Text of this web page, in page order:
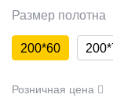
Размер полотна
200*60
Розничная цена